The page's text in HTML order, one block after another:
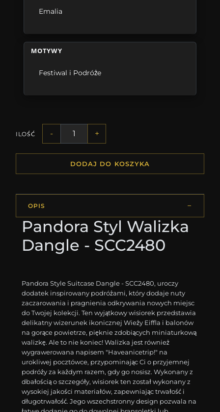
Emalia
MOTYWY
Festiwal i Podróże
ILOŚĆ - +
DODAJ DO KOSZYKA
OPIS
Pandora Styl Walizka
Dangle - SCC2480
Pandora Style Suitcase Dangle - SCC2480, uroczy
dodatek inspirowany podróżami, który dodaje nuty
zaczarowania i pragnienia odkrywania nowych miejsc
do Twojej kolekcji. Ten wyjątkowy wisiorek przedstawia
delikatny wizerunek ikonicznej Wieży Eiffla i balonów
na gorące powietrze, pięknie zdobiących miniaturkową
walizkę. Ale to nie koniec! Walizka jest również
wygrawerowana napisem "Haveanicetrip!" na
urokliwej pocztówce, przypominając Ci o przyjemnej
podróży za każdym razem, gdy go nosisz. Wykonany z
dbałością o szczegóły, wisiorek ten został wykonany z
wysokiej jakości materiałów, zapewniając trwałość i
długotrwałość. Jego wszechstronny design pozwala na